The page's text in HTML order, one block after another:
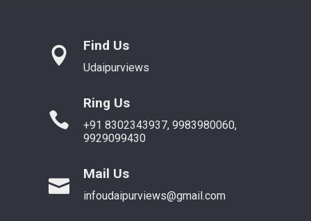
Find Us
Udaipurviews
Ring Us
+91 8302343937, 9983980060,
9929099430
Mail Us
infoudaipurviews@gmail.com